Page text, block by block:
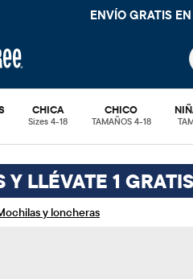
ENVÍO GRATIS
CHICA
Sizes 4-18
CHICO
TAMAÑOS 4-18
Y LLÉVATE 1
y loncheras